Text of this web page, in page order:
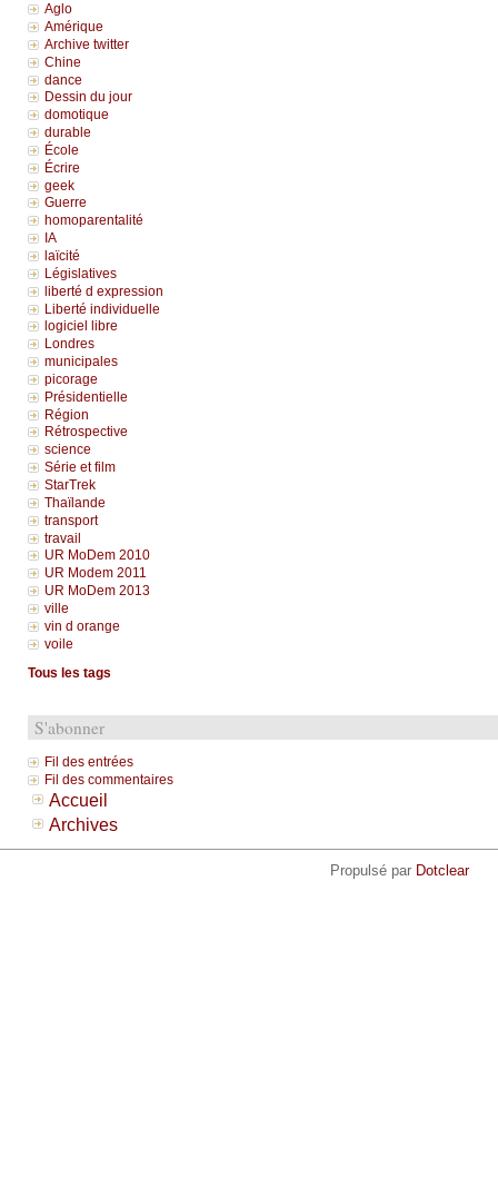
Aglo
Amérique
Archive twitter
Chine
dance
Dessin du jour
domotique
durable
École
Écrire
geek
Guerre
homoparentalité
IA
laïcité
Législatives
liberté d expression
Liberté individuelle
logiciel libre
Londres
municipales
picorage
Présidentielle
Région
Rétrospective
science
Série et film
StarTrek
Thaïlande
transport
travail
UR MoDem 2010
UR Modem 2011
UR MoDem 2013
ville
vin d orange
voile
Tous les tags
S'abonner
Fil des entrées
Fil des commentaires
Accueil
Archives
Propulsé par Dotclear